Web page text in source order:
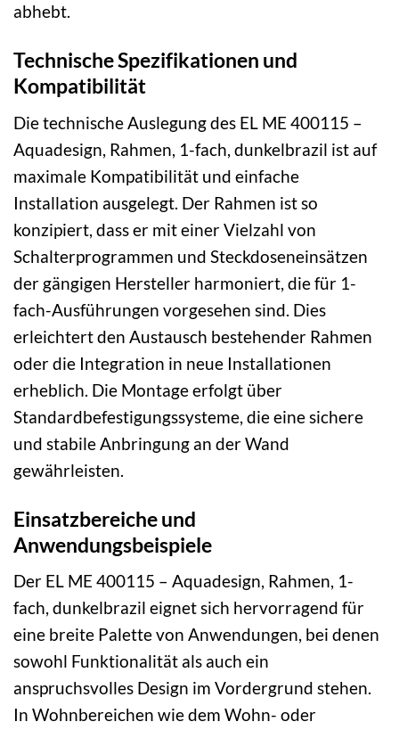
abhebt.
Technische Spezifikationen und
Kompatibilität
Die technische Auslegung des EL ME 400115 –
Aquadesign, Rahmen, 1-fach, dunkelbrazil ist auf
maximale Kompatibilität und einfache
Installation ausgelegt. Der Rahmen ist so
konzipiert, dass er mit einer Vielzahl von
Schalterprogrammen und Steckdoseneinsätzen
der gängigen Hersteller harmoniert, die für 1-
fach-Ausführungen vorgesehen sind. Dies
erleichtert den Austausch bestehender Rahmen
oder die Integration in neue Installationen
erheblich. Die Montage erfolgt über
Standardbefestigungssysteme, die eine sichere
und stabile Anbringung an der Wand
gewährleisten.
Einsatzbereiche und
Anwendungsbeispiele
Der EL ME 400115 – Aquadesign, Rahmen, 1-
fach, dunkelbrazil eignet sich hervorragend für
eine breite Palette von Anwendungen, bei denen
sowohl Funktionalität als auch ein
anspruchsvolles Design im Vordergrund stehen.
In Wohnbereichen wie dem Wohn- oder